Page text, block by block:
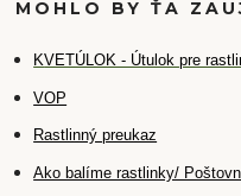
MOHLO BY ŤA
KVETÚLOK - Útulok pre
VOP
Rastlinný preukaz
Ako balíme rastlinky/